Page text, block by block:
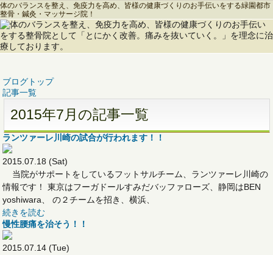
体のバランスを整え、免疫力を高め、皆様の健康づくりのお手伝いをする緑園都市
整骨・鍼灸・マッサージ院！
ブログトップ
記事一覧
2015年7月の記事一覧
ランツァーレ川崎の試合が行われます！！
2015.07.18 (Sat)
当院がサポートをしているフットサルチーム、ランツァーレ川崎の
情報です！ 東京はフーガドールすみだバッファローズ、静岡はBEN
yoshiwara、 の２チームを招き、横浜、
続きを読む
慢性腰痛を治そう！！
2015.07.14 (Tue)